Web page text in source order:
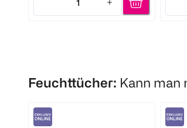
1
Quantity: 1
Feuchttücher: Kann man